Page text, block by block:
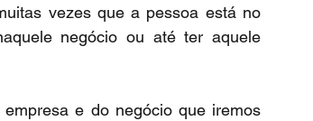
vezes que a pessoa está no
negócio ou até ter aquele
e do negócio que iremos